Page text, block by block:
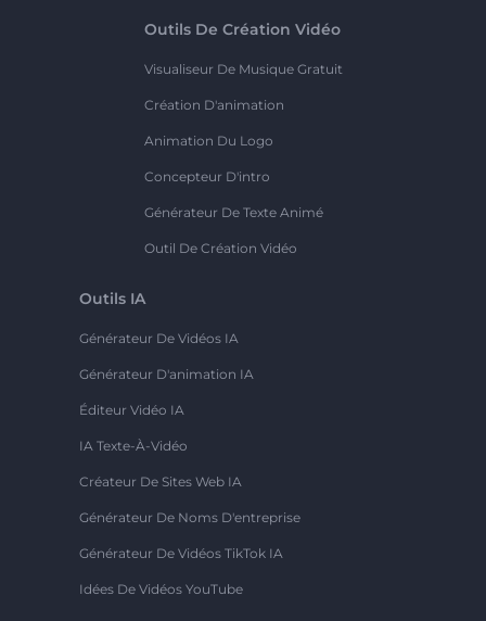
Outils De Création Vidéo
Visualiseur De Musique Gratuit
Création D'animation
Animation Du Logo
Concepteur D'intro
Générateur De Texte Animé
Outil De Création Vidéo
Outils IA
Générateur De Vidéos IA
Générateur D'animation IA
Éditeur Vidéo IA
IA Texte-À-Vidéo
Créateur De Sites Web IA
Générateur De Noms D'entreprise
Générateur De Vidéos TikTok IA
Idées De Vidéos YouTube